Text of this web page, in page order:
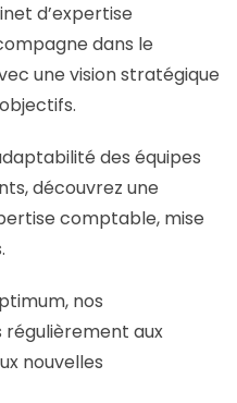
d’expertise
dans le
une vision stratégique
des équipes
découvrez une
comptable, mise
nos
aux
nouvelles